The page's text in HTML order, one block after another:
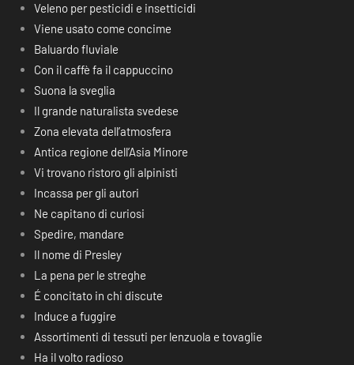
Veleno per pesticidi e insetticidi
Viene usato come concime
Baluardo fluviale
Con il caffè fa il cappuccino
Suona la sveglia
Il grande naturalista svedese
Zona elevata dell’atmosfera
Antica regione dell’Asia Minore
Vi trovano ristoro gli alpinisti
Incassa per gli autori
Ne capitano di curiosi
Spedire, mandare
Il nome di Presley
La pena per le streghe
É concitato in chi discute
Induce a fuggire
Assortimenti di tessuti per lenzuola e tovaglie
Ha il volto radioso